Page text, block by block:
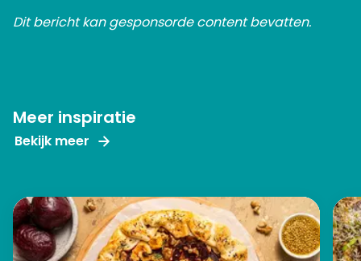
Dit bericht kan gesponsorde content bevatten.
Meer inspiratie
Bekijk meer